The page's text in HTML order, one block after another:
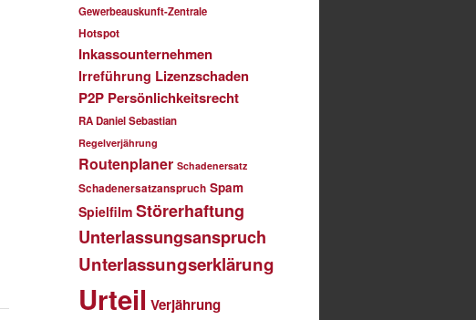
Gewerbeauskunft-Zentrale
Hotspot
Inkassounternehmen
Irreführung Lizenzschaden
P2P Persönlichkeitsrecht
RA Daniel Sebastian
Regelverjährung
Routenplaner Schadenersatz
Schadenersatzanspruch Spam
Spielfilm Störerhaftung
Unterlassungsanspruch
Unterlassungserklärung
Urteil Verjährung